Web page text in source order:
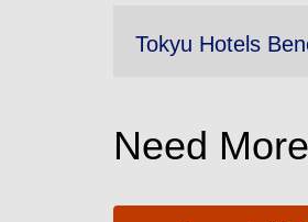
Tokyu Hotels
Need